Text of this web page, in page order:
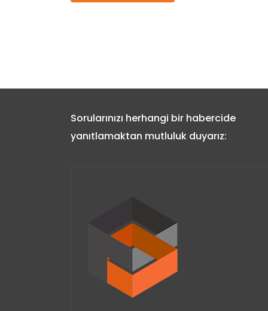
Sorularınızı herhangi bir habercide
yanıtlamaktan mutluluk duyarız: